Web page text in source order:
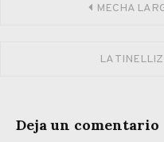
Navegación
MECHA
LA
Deja un comentario